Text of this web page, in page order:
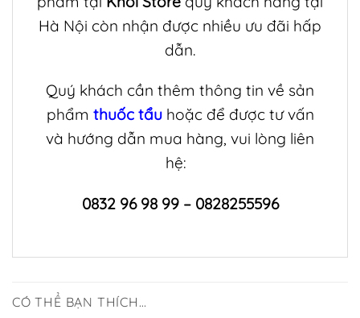
Hà Nội còn nhận được nhiều ưu đãi hấp
dẫn.
Quý khách cần thêm thông tin về sản
phẩm thuốc tẩuhoặc để được tư vấn
và hướng dẫn mua hàng, vui lòng liên
hệ:
0832 96 98 99 – 0828255596
CÓ THỂ BẠN THÍCH…